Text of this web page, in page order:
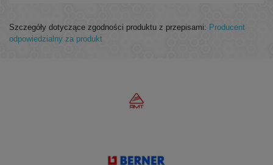
Szczegóły dotyczące zgodności produktu z przepisami: Producent
odpowiedzialny za produkt